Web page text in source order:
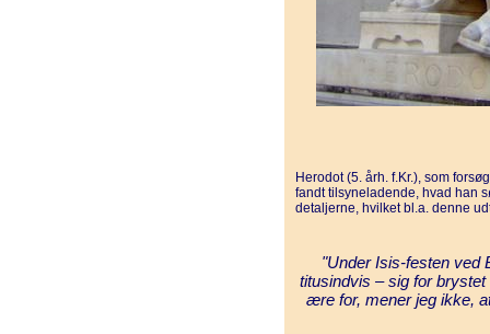
Herodot (5. årh. f.Kr.), som
fandt tilsyneladende, hvad han
detaljerne, hvilket bl.a. denne
"Under Isis-festen ved
titusindvis – sig for
ære for, mener jeg ikke,